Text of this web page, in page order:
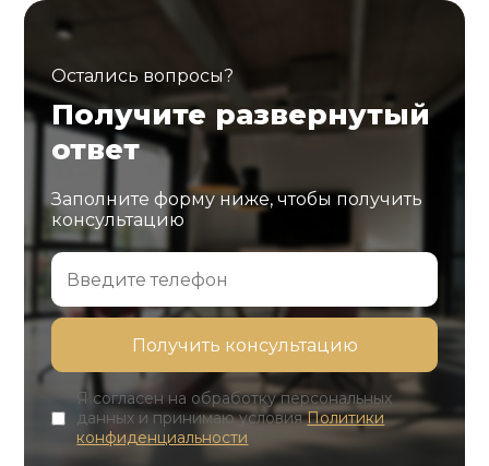
Остались вопросы?
Получите развернутый
ответ
Заполните форму ниже, чтобы получить
консультацию
Я согласен на обработку персональных
данных и принимаю условияПолитики
конфиденциальности